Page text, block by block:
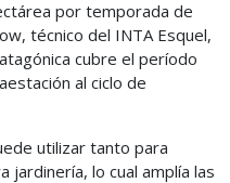
por temporada de
técnico del INTA Esquel,
cubre el período
al ciclo de
utilizar tanto para
jardinería, lo cual amplía las